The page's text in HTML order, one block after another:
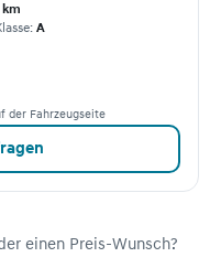
km
A
der Fahrzeugseite
einen Preis-Wunsch?